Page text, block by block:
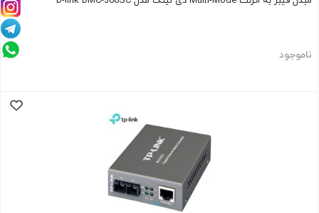
ناموجود